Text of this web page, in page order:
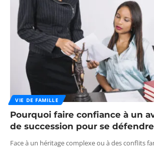
VIE DE FAMILLE
Pourquoi faire confiance à un
de succession pour se
Face à un héritage complexe ou à des conflits